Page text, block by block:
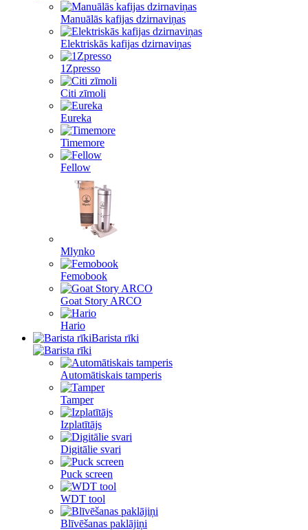
Manuālās kafijas dzirnaviņas
Elektriskās kafijas dzirnaviņas
1Zpresso
Citi zīmoli
Eureka
Timemore
Fellow
Mlynko
Femobook
Goat Story ARCO
Hario
Barista rīki
Automātiskais tamperis
Tamper
Izplatītājs
Digitālie svari
Puck screen
WDT tool
Blīvēšanas paklājiņi